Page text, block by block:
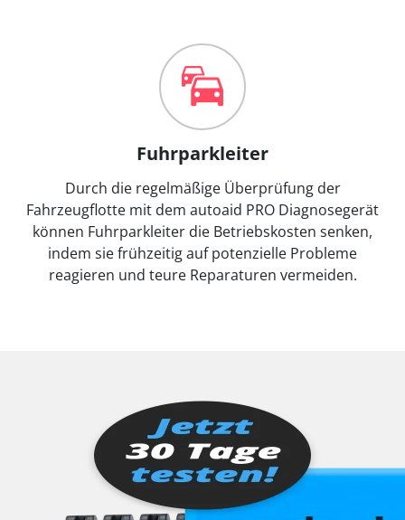
Fuhrparkleiter
Durch die regelmäßige Überprüfung der
Fahrzeugflotte mit dem autoaid PRO Diagnosegerät
können Fuhrparkleiter die Betriebskosten senken,
indem sie frühzeitig auf potenzielle Probleme
reagieren und teure Reparaturen vermeiden.